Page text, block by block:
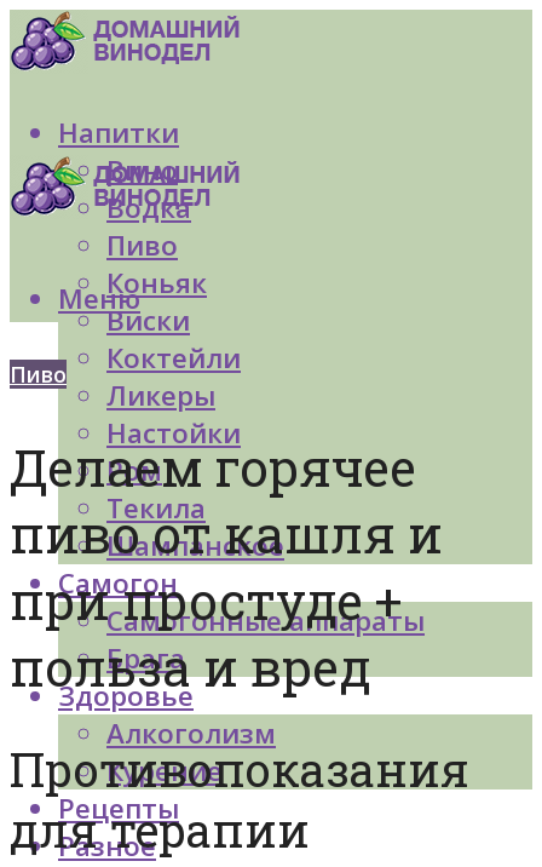
Напитки
Вино
Водка
Пиво
Коньяк
Виски
Коктейли
Ликеры
Настойки
Ром
Текила
Шампанское
Самогон
Самогонные аппараты
Брага
Здоровье
Алкоголизм
Курение
Рецепты
Разное
Меню
Пиво
Делаем горячее
пиво от кашля и
при простуде +
польза и вред
Противопоказания
для терапии